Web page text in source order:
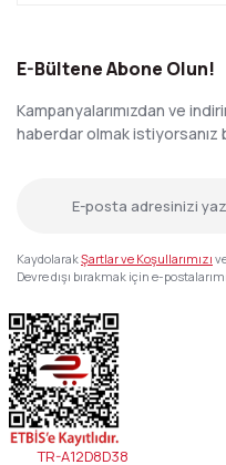
E-Bültene Abone Olun!
Kampanyalarımızdan ve
haberdar olmak istiyorsanız
KaydolarakŞartlar ve Koşullarımızı
Devre dışı bırakmak için e-
TR-A12D8D38